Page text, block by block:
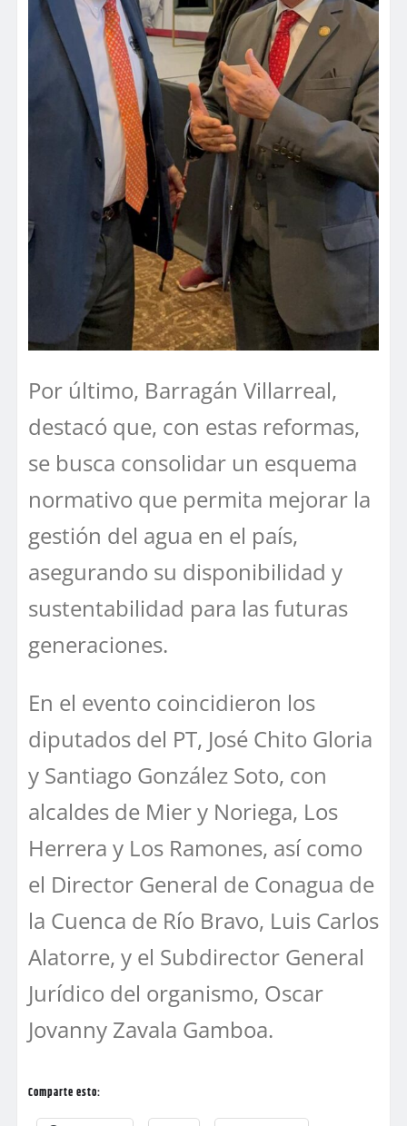
Por último, Barragán Villarreal,
destacó que, con estas reformas,
se busca consolidar un esquema
normativo que permita mejorar la
gestión del agua en el país,
asegurando su disponibilidad y
sustentabilidad para las futuras
generaciones.
En el evento coincidieron los
diputados del PT, José Chito Gloria
y Santiago González Soto, con
alcaldes de Mier y Noriega, Los
Herrera y Los Ramones, así como
el Director General de Conagua de
la Cuenca de Río Bravo, Luis Carlos
Alatorre, y el Subdirector General
Jurídico del organismo, Oscar
Jovanny Zavala Gamboa.
Comparte esto: